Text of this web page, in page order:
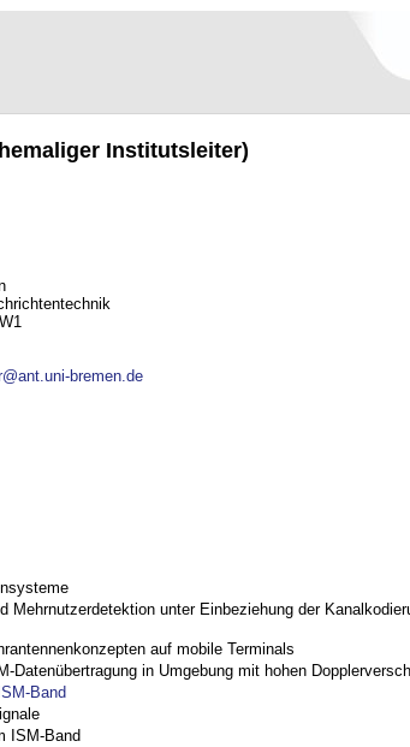
Institutsleiter)
bremen.de
Mehrnutzerdetektion unter Einbeziehung der
auf mobile Terminals
Datenübertragung in Umgebung mit hohen
Band
ISM-Band